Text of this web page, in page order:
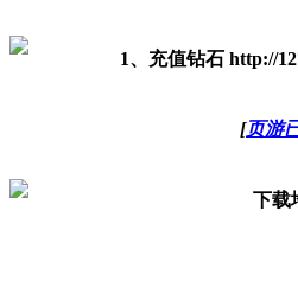
1、充值钻石 http://
[页游
下载